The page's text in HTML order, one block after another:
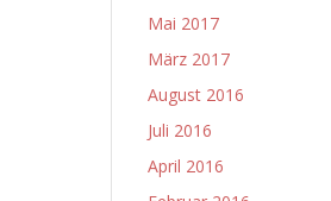
Mai 2017
März 2017
August 2016
Juli 2016
April 2016